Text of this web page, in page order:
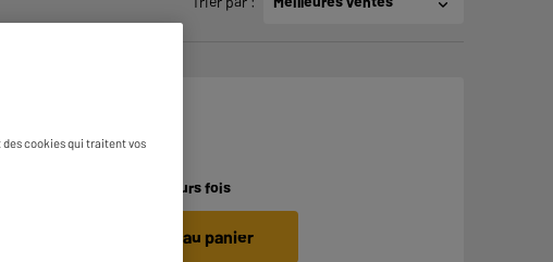
5G
199
plusieurs fois
Ajouter au panier
des cookies qui traitent vos